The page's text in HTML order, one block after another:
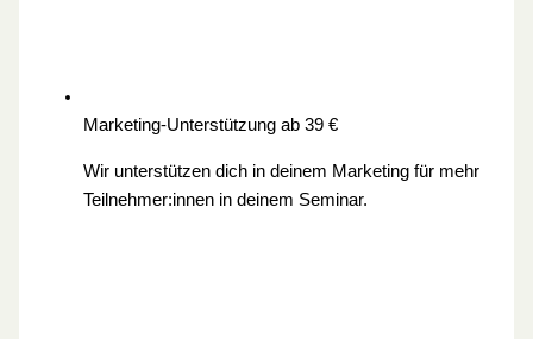
Marketing-Unterstützungab 39 €
Wir unterstützen dich in deinem Marketing für mehr
Teilnehmer:innen in deinem Seminar.